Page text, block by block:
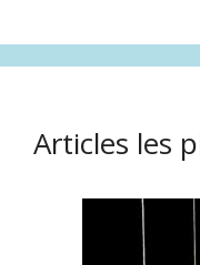
Articles les